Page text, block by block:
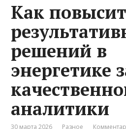
Как
решений в
энергетике
аналитики
30 марта 2026 Разное